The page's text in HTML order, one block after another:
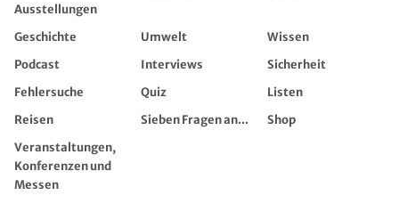
Ausstellungen
Geschichte Umwelt
Wissen
Podcast
Interviews
Sicherheit
Fehlersuche
Quiz
Listen
Reisen
Sieben Fragen an...
Shop
Veranstaltungen,
Konferenzen und
Messen